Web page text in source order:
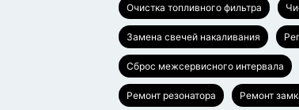
Очистка топливного фильтра
Замена свечей накаливания
Сброс межсервисного интервала
Ремонт резонатора Ремонт